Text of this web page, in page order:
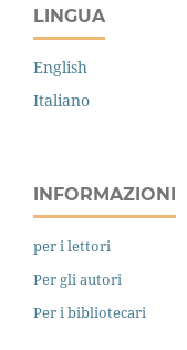
LINGUA
English
Italiano
INFORMAZIONI
per i lettori
Per gli autori
Per i bibliotecari